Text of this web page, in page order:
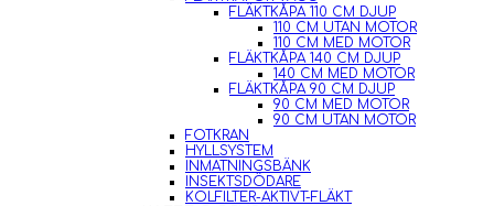
FLÄKTKÅPA 110 CM DJUP
110 CM UTAN MOTOR
110 CM MED MOTOR
FLÄKTKÅPA 140 CM DJUP
140 CM MED MOTOR
FLÄKTKÅPA 90 CM DJUP
90 CM MED MOTOR
90 CM UTAN MOTOR
FOTKRAN
HYLLSYSTEM
INMATNINGSBÄNK
INSEKTSDÖDARE
KOLFILTER-AKTIVT-FLÄKT